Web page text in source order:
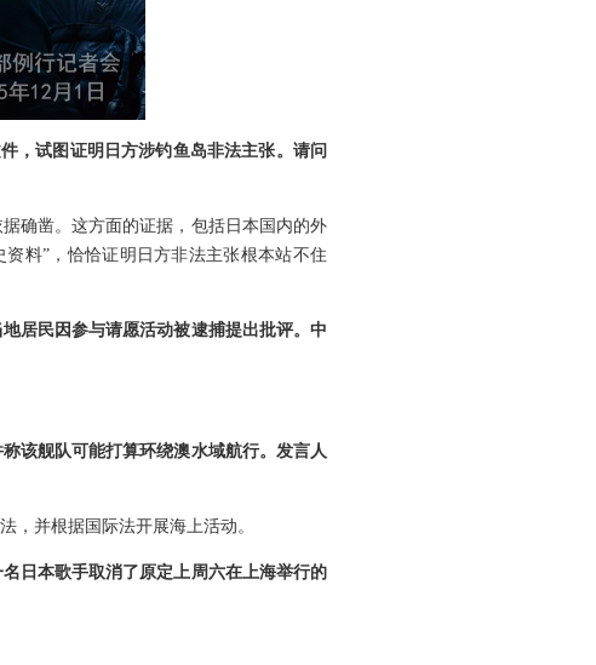
，试图证明日方涉钓鱼岛非法主张。请问
确凿。这方面的证据，包括日本国内的外
料”，恰恰证明日方非法主张根本站不住
居民因参与请愿活动被逮捕提出批评。中
该舰队可能打算环绕澳水域航行。发言人
，并根据国际法开展海上活动。
日本歌手取消了原定上周六在上海举行的